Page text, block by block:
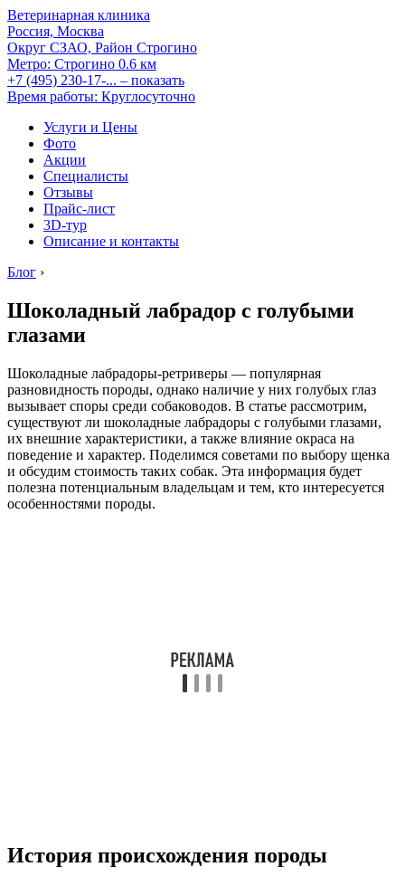
Ветеринарная клиника
Россия, Москва
Округ СЗАО, Район Строгино
Метро: Строгино 0.6 км
+7 (495) 230-17-... – показать
Время работы: Круглосуточно
Услуги и Цены
Фото
Акции
Специалисты
Отзывы
Прайс-лист
3D-тур
Описание и контакты
Блог ›
Шоколадный лабрадор с голубыми
глазами
Шоколадные лабрадоры-ретриверы — популярная
разновидность породы, однако наличие у них голубых глаз
вызывает споры среди собаководов. В статье рассмотрим,
существуют ли шоколадные лабрадоры с голубыми глазами,
их внешние характеристики, а также влияние окраса на
поведение и характер. Поделимся советами по выбору щенка
и обсудим стоимость таких собак. Эта информация будет
полезна потенциальным владельцам и тем, кто интересуется
особенностями породы.
История происхождения породы